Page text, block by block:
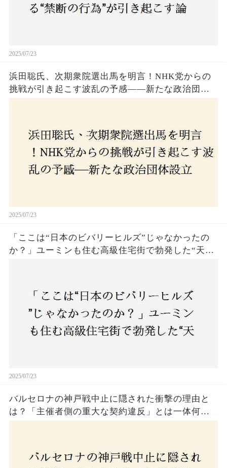
2025/07/23
浜田聡氏、次期衆院選出馬を明言！NHK党からの
挑戦が引き起こす波乱の予感——新たな政治団体
2025/07/23
「ここは“日本のビバリーヒルズ”じゃなかったの
か？」ユーミンも住む高級住宅街で勃発した“天井
2025/07/23
バルセロナの神戸戦中止に隠された衝撃の理由と
は？「主催者側の重大な契約違反」とは一体何